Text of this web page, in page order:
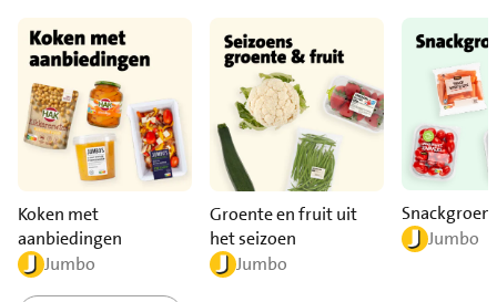
Koken met
aanbiedingen
Jumbo
Groente en fruit uit
het seizoen
Jumbo
Jumbo